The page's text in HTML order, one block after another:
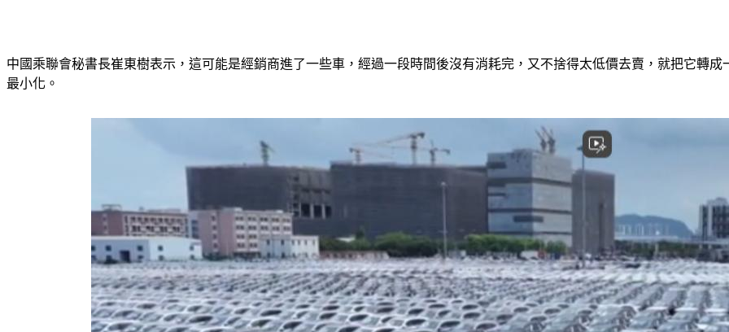
中國乘聯會秘書長崔東樹表示，這可能是經銷商進了一些車，經過一段時間後沒有消耗完，又不捨得太低價去賣，就把它轉
最小化。